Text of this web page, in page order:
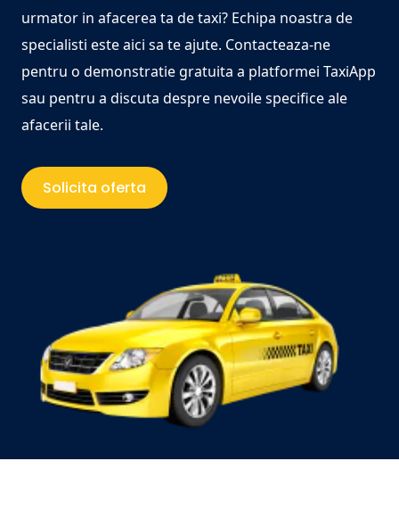
urmator in afacerea ta de taxi? Echipa noastra de
specialisti este aici sa te ajute. Contacteaza-ne
pentru o demonstratie gratuita a platformei TaxiApp
sau pentru a discuta despre nevoile specifice ale
afacerii tale.
Solicita oferta